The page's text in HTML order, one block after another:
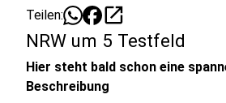
Teilen: open_in_new
NRW um 5 Testfeld
Hier steht bald schon eine
Beschreibung